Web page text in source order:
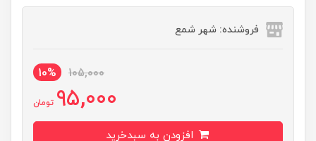
فروشنده: شهر شمع
105,000
10%
95,000 تومان